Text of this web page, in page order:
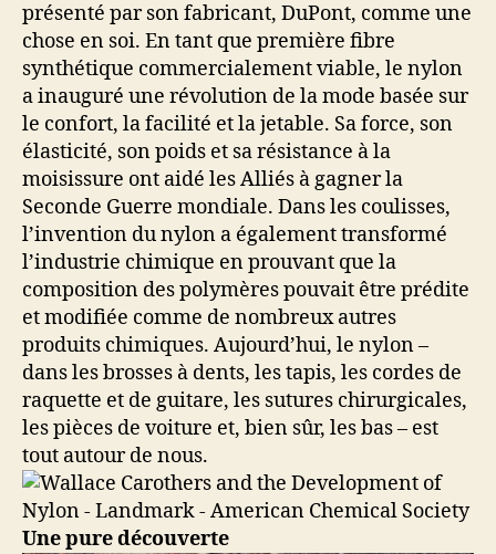
présenté par son fabricant, DuPont, comme une
chose en soi. En tant que première fibre
synthétique commercialement viable, le nylon
a inauguré une révolution de la mode basée sur
le confort, la facilité et la jetable. Sa force, son
élasticité, son poids et sa résistance à la
moisissure ont aidé les Alliés à gagner la
Seconde Guerre mondiale. Dans les coulisses,
l’invention du nylon a également transformé
l’industrie chimique en prouvant que la
composition des polymères pouvait être prédite
et modifiée comme de nombreux autres
produits chimiques. Aujourd’hui, le nylon –
dans les brosses à dents, les tapis, les cordes de
raquette et de guitare, les sutures chirurgicales,
les pièces de voiture et, bien sûr, les bas – est
tout autour de nous.
Une pure découverte